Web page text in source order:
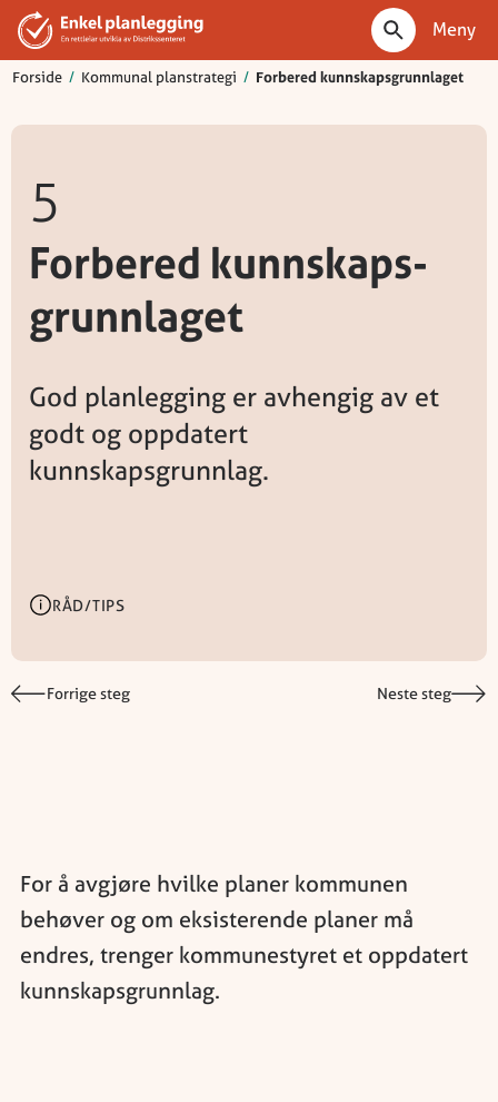
Meny
Forside / Kommunal planstrategi / Forbered kunnskaps­grunnlaget
5
Forbered kunnskaps­
grunnlaget
God planlegging er avhengig av et
godt og oppdatert
kunnskapsgrunnlag.
RÅD/TIPS
Forrige steg Neste steg
For å avgjøre hvilke planer kommunen
behøver og om eksisterende planer må
endres, trenger kommunestyret et oppdatert
kunnskapsgrunnlag.